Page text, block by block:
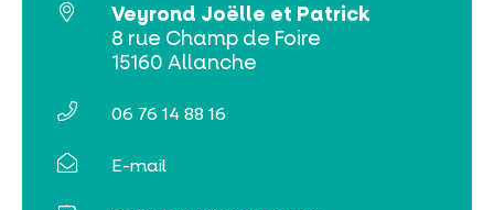
Tribus et groupes
Veyrond Joëlle et Patrick
8 rue Champ de Foire
15160 Allanche
06 76 14 88 16
E-mail